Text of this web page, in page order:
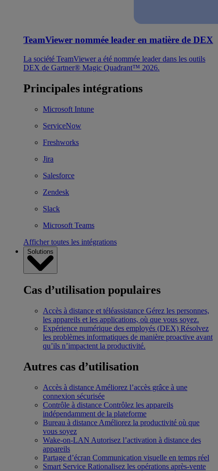
TeamViewer nommée leader en matière de DEX
La société TeamViewer a été nommée leader dans les outils
DEX de Gartner® Magic Quadrant™ 2026.
Principales intégrations
Microsoft Intune
ServiceNow
Freshworks
Jira
Salesforce
Zendesk
Slack
Microsoft Teams
Afficher toutes les intégrations
Solutions
Cas d’utilisation populaires
Accès à distance et téléassistance Gérez les personnes,
les appareils et les applications, où que vous soyez.
Expérience numérique des employés (DEX) Résolvez
les problèmes informatiques de manière proactive avant
qu’ils n’impactent la productivité.
Autres cas d’utilisation
Accès à distance Améliorez l’accès grâce à une
connexion sécurisée
Contrôle à distance Contrôlez les appareils
indépendamment de la plateforme
Bureau à distance Améliorez la productivité où que
vous soyez
Wake-on-LAN Autorisez l’activation à distance des
appareils
Partage d’écran Communication visuelle en temps réel
Smart Service Rationalisez les opérations après-vente